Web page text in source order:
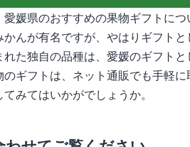
媛県のおすすめの果物ギフトにつ
んが有名ですが、やはりギフトと
た独自の品種は、愛媛のギフトと
ギフトは、ネット通販でも手軽に
みてはいかがでしょうか。